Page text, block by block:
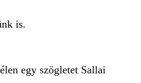
is.
egy szögletet Sallai